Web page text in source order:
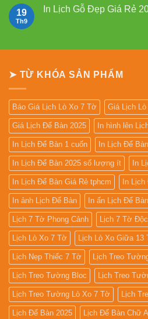
đẹp
2027
luận
ở
Giữa
19
Th9
In Lịch Gỗ Đẹp Giá Rẻ
ở
Gỗ
2027
➤ TỪ KHÓA SẢN PHẨM
Báo Giá Lịch Lò Xo 7 Tờ Giá Lịch
Giá Lịch Để Bàn 2025 In hình lên
In Lịch Để Bàn 1 cuốn In Lịch Để
In Lịch Để Bàn 2025 số lượng ít In
In Lịch Để Bàn Giá Rẻ tphcm In
In ảnh Lịch Để Bàn In ấn Lịch Để Bàn
Lịch 7 Tờ Phong Cảnh Lịch 7 Tờ
Lịch Lò Xo 7 Tờ Lịch Lò Xo Giữa 13
Lịch Nẹp Thiếc 7 Tờ Lịch Treo
Lịch Treo Tường Bloc Lịch Treo
Lịch Treo Tường Lò Xo 7 Tờ Lịch
Lịch Để Bàn 2025 Lịch Để Bàn Chữ A